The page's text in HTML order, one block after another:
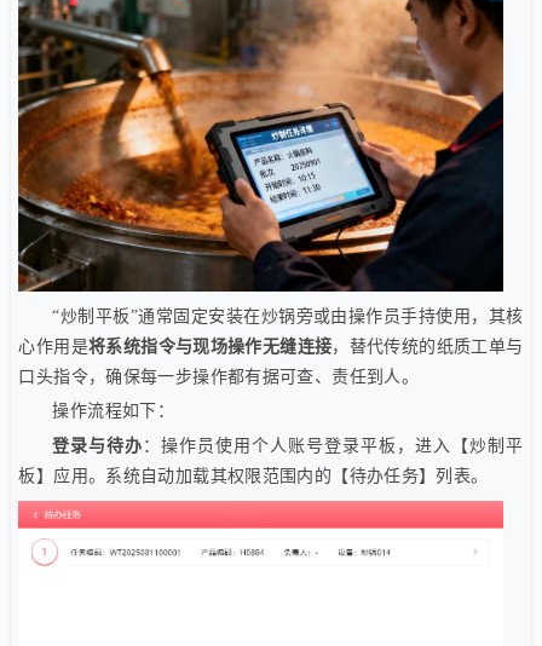
“炒制平板”通常固定安装在炒锅旁或由操作员手持使用，其核
心作用是将系统指令与现场操作无缝连接，替代传统的纸质工单与
口头指令，确保每一步操作都有据可查、责任到人。
操作流程如下：
登录与待办 ：操作员使用个人账号登录平板，进入【炒制平
板】应用。系统自动加载其权限范围内的【待办任务】列表。